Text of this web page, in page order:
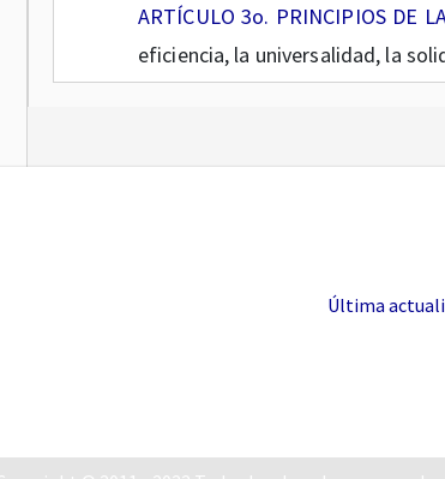
ARTÍCULO 3o. PRINCIPIOS DE
eficiencia, la universalidad, la
de servicios de salud a los
Última